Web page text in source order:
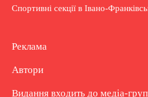
Спортивні секції в Івано-
Реклама
Автори
Видання входить до медіа-